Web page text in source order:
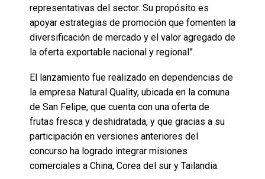
representativas del sector. Su propósito es
apoyar estrategias de promoción que fomenten la
diversificación de mercado y el valor agregado de
la oferta exportable nacional y regional”.
El lanzamiento fue realizado en dependencias de
la empresa Natural Quality, ubicada en la comuna
de San Felipe, que cuenta con una oferta de
frutas fresca y deshidratada, y que gracias a su
participación en versiones anteriores del
concurso ha logrado integrar misiones
comerciales a China, Corea del sur y Tailandia.